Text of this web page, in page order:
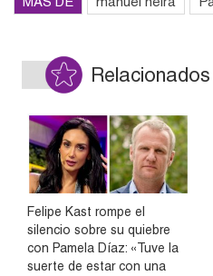
Relacionados
Felipe Kast rompe el
silencio sobre su quiebre
con Pamela Díaz: «Tuve la
suerte de estar con una